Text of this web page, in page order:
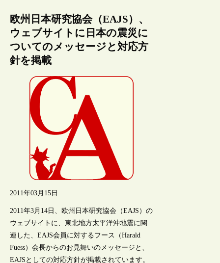
欧州日本研究協会（EAJS）、
ウェブサイトに日本の震災に
ついてのメッセージと対応方
針を掲載
2011年03月15日
2011年3月14日、欧州日本研究協会（EAJS）の
ウェブサイトに、東北地方太平洋沖地震に関
連した、EAJS会員に対するフース（Harald
Fuess）会長からのお見舞いのメッセージと、
EAJSとしての対応方針が掲載されています。